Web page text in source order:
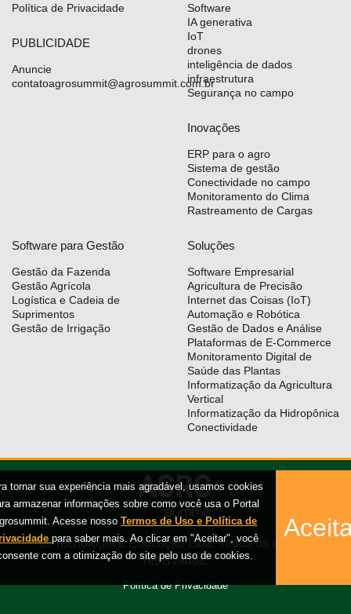
tornar sua experiência mais agradável, usamos cookies
armazenar informações sobre como você usa o Portal
Acesse nossoTermos de Uso e Política de
para saber mais. Ao clicar em "Aceitar", você
com a otimização do site pelo uso de cookies.
Política de Privacidade
PUBLICIDADE
Anuncie
contatoagrosummit@agrosummit.com.br
Software
IA generativa
IoT
drones
inteligência de dados
infraestrutura
Segurança no campo
Inovações
ERP para o agro
Sistema de gestão
Conectividade no campo
Monitoramento do Clima
Rastreamento de Cargas
Software para Gestão
Gestão da Fazenda
Gestão Agrícola
Logística e Cadeia de
Suprimentos
Gestão de Irrigação
Soluções
Software Empresarial
Agricultura de Precisão
Internet das Coisas (IoT)
Automação e Robótica
Gestão de Dados e Análise
Plataformas de E-Commerce
Monitoramento Digital de
Saúde das Plantas
Informatização da Agricultura
Vertical
Informatização da Hidropônica
Conectividade
iX Tecnologia e Educação Ltda. Todos os direitos
reservados.
Política de Privacidade